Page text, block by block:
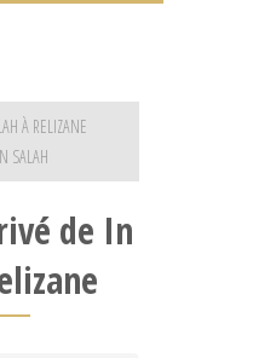
À RELIZANE
SALAH
de In